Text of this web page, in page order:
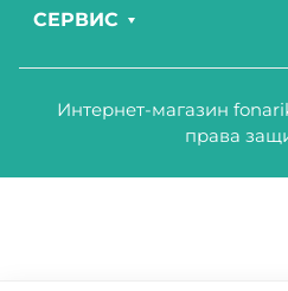
СЕРВИС
Интернет-магазин
права